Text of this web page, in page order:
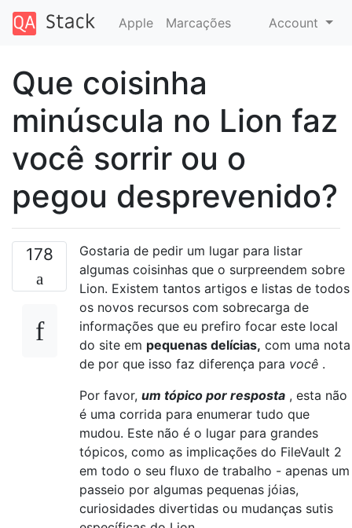
Apple Marcações Account
Que coisinha
minúscula no Lion faz
você sorrir ou o
pegou desprevenido?
178
Gostaria de pedir um lugar para listar
algumas coisinhas que o surpreendem sobre
Lion. Existem tantos artigos e listas de todos
os novos recursos com sobrecarga de
informações que eu prefiro focar este local
do site em pequenas delícias, com uma nota
de por que isso faz diferença para você .
Por favor, um tópico por resposta , esta não
é uma corrida para enumerar tudo que
mudou. Este não é o lugar para grandes
tópicos, como as implicações do FileVault 2
em todo o seu fluxo de trabalho - apenas um
passeio por algumas pequenas jóias,
curiosidades divertidas ou mudanças sutis